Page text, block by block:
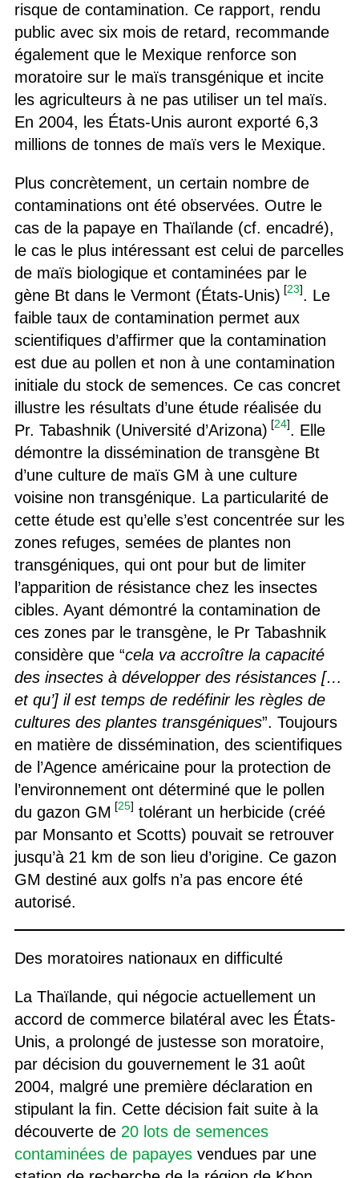
risque de contamination. Ce rapport, rendu
public avec six mois de retard, recommande
également que le Mexique renforce son
moratoire sur le maïs transgénique et incite
les agriculteurs à ne pas utiliser un tel maïs.
En 2004, les États-Unis auront exporté 6,3
millions de tonnes de maïs vers le Mexique.
Plus concrètement, un certain nombre de
contaminations ont été observées. Outre le
cas de la papaye en Thaïlande (cf. encadré),
le cas le plus intéressant est celui de parcelles
de maïs biologique et contaminées par le
gène Bt dans le Vermont (États-Unis) [23]. Le
faible taux de contamination permet aux
scientifiques d’affirmer que la contamination
est due au pollen et non à une contamination
initiale du stock de semences. Ce cas concret
illustre les résultats d’une étude réalisée du
Pr. Tabashnik (Université d’Arizona) [24]. Elle
démontre la dissémination de transgène Bt
d’une culture de maïs GM à une culture
voisine non transgénique. La particularité de
cette étude est qu’elle s’est concentrée sur les
zones refuges, semées de plantes non
transgéniques, qui ont pour but de limiter
l’apparition de résistance chez les insectes
cibles. Ayant démontré la contamination de
ces zones par le transgène, le Pr Tabashnik
considère que “cela va accroître la capacité
des insectes à développer des résistances […
et qu’] il est temps de redéfinir les règles de
cultures des plantes transgéniques”. Toujours
en matière de dissémination, des scientifiques
de l’Agence américaine pour la protection de
l’environnement ont déterminé que le pollen
du gazon GM [25] tolérant un herbicide (créé
par Monsanto et Scotts) pouvait se retrouver
jusqu’à 21 km de son lieu d’origine. Ce gazon
GM destiné aux golfs n’a pas encore été
autorisé.
Des moratoires nationaux en difficulté
La Thaïlande, qui négocie actuellement un
accord de commerce bilatéral avec les États-
Unis, a prolongé de justesse son moratoire,
par décision du gouvernement le 31 août
2004, malgré une première déclaration en
stipulant la fin. Cette décision fait suite à la
découverte de 20 lots de semences
contaminées de papayesvendues par une